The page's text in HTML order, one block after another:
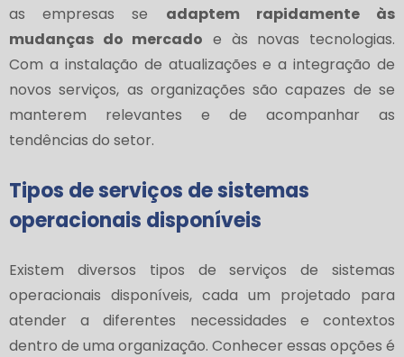
as empresas se adaptem rapidamente às
mudanças do mercado e às novas tecnologias.
Com a instalação de atualizações e a integração de
novos serviços, as organizações são capazes de se
manterem relevantes e de acompanhar as
tendências do setor.
Tipos de serviços de sistemas
operacionais disponíveis
Existem diversos tipos de serviços de sistemas
operacionais disponíveis, cada um projetado para
atender a diferentes necessidades e contextos
dentro de uma organização. Conhecer essas opções é